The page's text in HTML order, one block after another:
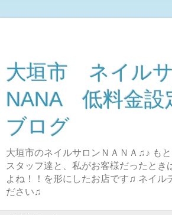
大垣市 ネイル
NANA 低料金設
ブログ
大垣市のネイルサロンＮＡＮＡ♫♪ も
スタッフ達と、私がお客様だったとき
よね！！を形にしたお店です♫ ネイル
ださい♫